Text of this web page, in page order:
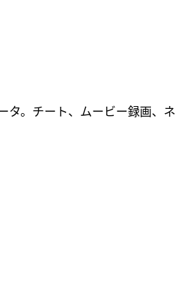
。チート、ムービー録画、